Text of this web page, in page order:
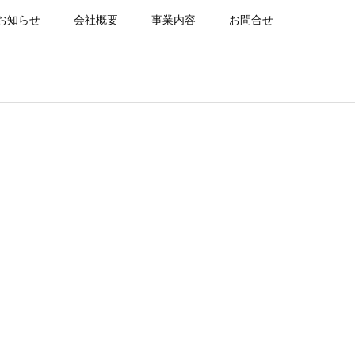
知らせ 会社概要 事業内容 お問合せ